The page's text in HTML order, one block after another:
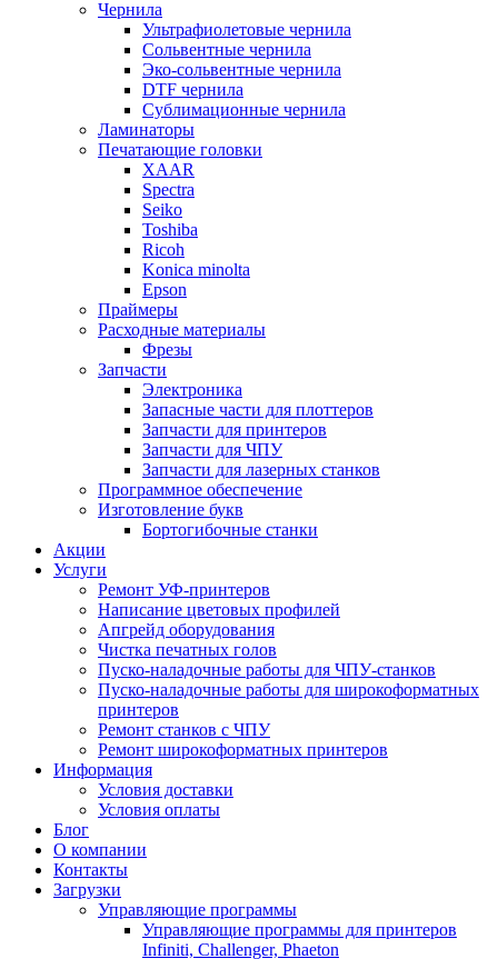
Чернила
Ультрафиолетовые чернила
Сольвентные чернила
Эко-сольвентные чернила
DTF чернила
Сублимационные чернила
Ламинаторы
Печатающие головки
XAAR
Spectra
Seiko
Toshiba
Ricoh
Konica minolta
Epson
Праймеры
Расходные материалы
Фрезы
Запчасти
Электроника
Запасные части для плоттеров
Запчасти для принтеров
Запчасти для ЧПУ
Запчасти для лазерных станков
Программное обеспечение
Изготовление букв
Бортогибочные станки
Акции
Услуги
Ремонт УФ-принтеров
Написание цветовых профилей
Апгрейд оборудования
Чистка печатных голов
Пуско-наладочные работы для ЧПУ-станков
Пуско-наладочные работы для широкоформатных
принтеров
Ремонт станков с ЧПУ
Ремонт широкоформатных принтеров
Информация
Условия доставки
Условия оплаты
Блог
О компании
Контакты
Загрузки
Управляющие программы
Управляющие программы для принтеров
Infiniti, Challenger, Phaeton